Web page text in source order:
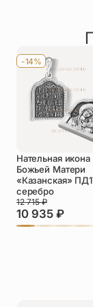
Телефон
Отзыв*
-14%
Нательная икона
Божьей Матери
«Казанская»
серебро
10 935 ₽
12 715₽